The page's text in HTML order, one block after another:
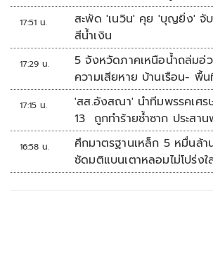
รร.เทพศิรินทร์นนทบุรี
17:51 น.
สะพัด 'เนวิน' คุย 'บุญยิ่ง' จับ
สีน้ำเงิน
17:29 น.
5 จังหวัดภาคเหนือน้ำถล่มอ่
ความเสียหาย บ้านเรือน- พื้
17:15 น.
'สส.อังสณา' นำทีมพรรคเศร
13 ถูกทำร้ายซ้ำซาก ประสา
16:58 น.
ศึกมาตรฐานเหล็ก 5 หมื่นล้า
ซัดมติแบนเตาหลอมไม่โปร่งใ